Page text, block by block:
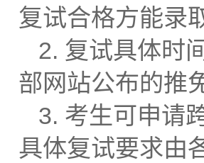
复试合格方能录
2. 复试具体时
部网站公布的推
3. 考生可申请
具体复试要求由